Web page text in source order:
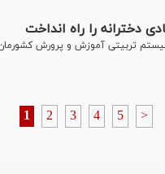
دخترانه را راه انداخت
تربیتی آموزش و پرورش
1 2 3 4 5 >